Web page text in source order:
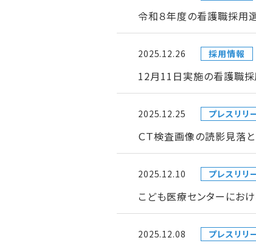
令和８年度の看護職採用
2025.12.26 採用情報
12月11日実施の看護職採
2025.12.25 プレスリリ
ＣＴ検査画像の読影見落
2025.12.10 プレスリリ
こども医療センターにお
2025.12.08 プレスリリ